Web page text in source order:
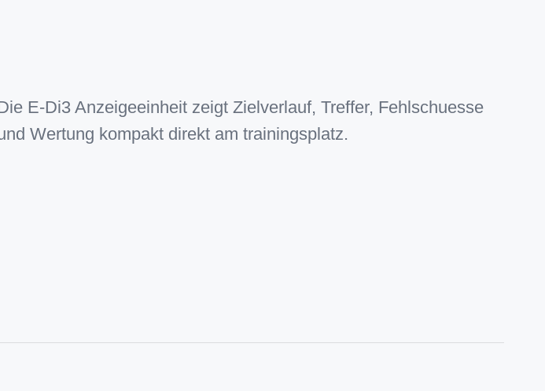
E-Di3 Anzeigeeinheit zeigt Zielverlauf, Treffer, Fehlschuesse
Wertung kompakt direkt am trainingsplatz.